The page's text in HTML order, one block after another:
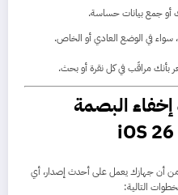
أو جمع بيانات حساسة.
، سواء في الوضع العادي أو الخاص.
مراقَب في كل نقرة أو بحث.
إخفاء البصمة
من أن جهازك يعمل على أحدث إصدار، أي
التالية: